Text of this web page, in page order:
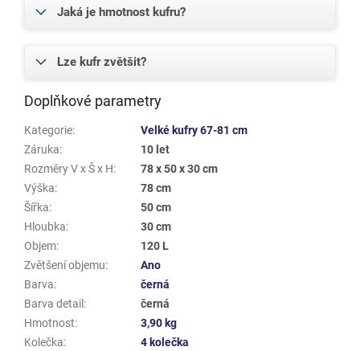
Jaká je hmotnost kufru?
Lze kufr zvětšit?
Doplňkové parametry
Kategorie:
Velké kufry 67-81 cm
Záruka:
10 let
Rozměry V x Š x H:
78 x 50 x 30 cm
Výška:
78 cm
Šířka:
50 cm
Hloubka:
30 cm
Objem:
120 L
Zvětšení objemu:
Ano
Barva:
černá
Barva detail:
černá
Hmotnost:
3,90 kg
Kolečka:
4 kolečka